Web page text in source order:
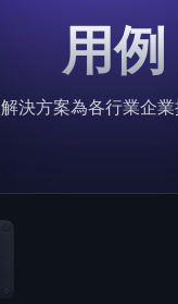
用例
決方案為各行業企